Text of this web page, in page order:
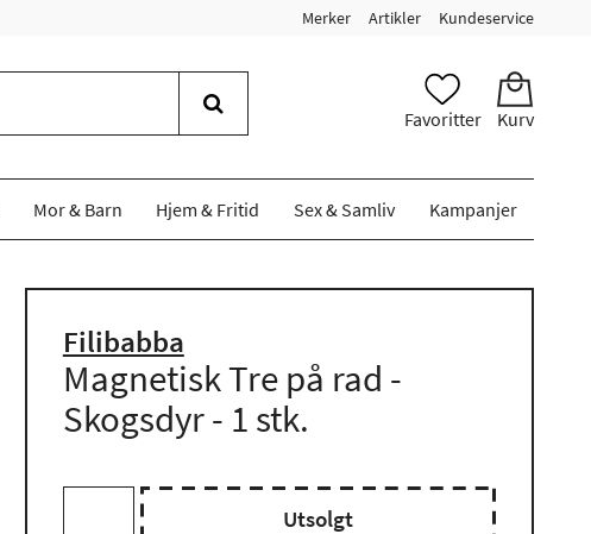
Merker Artikler Kundeservice
Favoritter Kurv
Mor & Barn Hjem & Fritid Sex & Samliv Kampanjer
Filibabba
Magnetisk Tre på rad -
Skogsdyr - 1 stk.
Utsolgt